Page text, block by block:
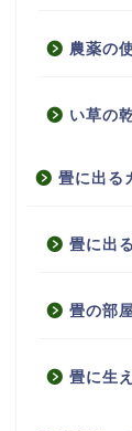
農薬の
い草の
畳に出る
畳に出
畳の部
畳に生